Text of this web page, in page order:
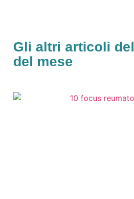
Gli altri articoli
del mese